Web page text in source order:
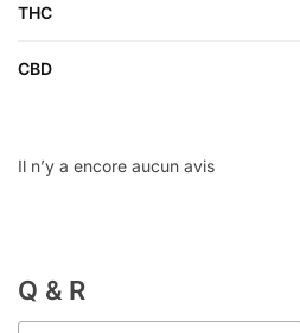
THC
CBD
Il n’y a encore aucun avis
Q & R